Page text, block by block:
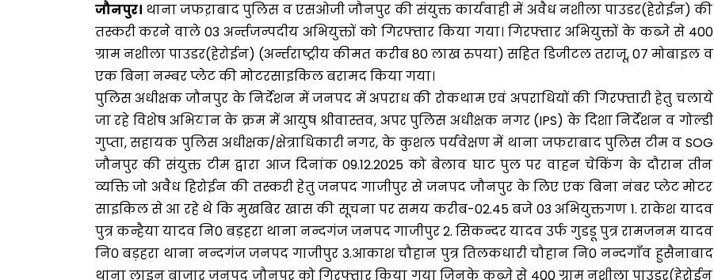
जौनपुर। थाना जफऱाबाद पुलिस व एसओजी जौनपुर की संयुक्त कार्यवाही में अवैध नशीला पाउडर(हेरोईन) की
तस्करी करने वाले 03 अर्न्तजन्पदीय अभियुक्तों को गिरफ्तार किया गया। गिरफ्तार अभियुक्तों के कब्जे से 400
ग्राम नशीला पाउडर(हेरोईन) (अर्न्तराष्ट्रीय कीमत करीब 80 लाख रुपया) सहित डिजीटल तराजू, 07 मोबाइल व
एक बिना नम्बर प्लेट की मोटरसाइकिल बरामद किया गया।
पुलिस अधीक्षक जौनपुर के निर्देशन में जनपद में अपराध की रोकथाम एवं अपराधियों की गिरफ्तारी हेतु चलाये
जा रहे विशेष अभियान के क्रम में आयुष श्रीवास्तव, अपर पुलिस अधीक्षक नगर (IPS) के दिशा निर्देशन व गोल्डी
गुप्ता, सहायक पुलिस अधीक्षक/क्षेत्राधिकारी नगर, के कुशल पर्यवेक्षण में थाना जफराबाद पुलिस टीम व SOG
जौनपुर की संयुक्त टीम द्वारा आज दिनांक 09.12.2025 को बेलाव घाट पुल पर वाहन चेकिंग के दौरान तीन
व्यक्ति जो अवैध हिरोईन की तस्करी हेतु जनपद गाजीपुर से जनपद जौनपुर के लिए एक बिना नंबर प्लेट मोटर
साइकिल से आ रहे थे कि मुखबिर खास की सूचना पर समय करीब-02.45 बजे 03 अभियुक्तगण 1. राकेश यादव
पुत्र कन्हैया यादव नि0 बड़हरा थाना नन्दगंज जनपद गाजीपुर 2. सिकन्दर यादव उर्फ गुडडू पुत्र रामजनम यादव
नि0 बड़हरा थाना नन्दगंज जनपद गाजीपुर 3.आकाश चौहान पुत्र तिलकधारी चौहान नि0 नन्दगाँव हुसैनाबाद
थाना लाइन बाजार जनपद जौनपुर को गिरफ्तार किया गया जिनके कब्जे से 400 ग्राम नशीला पाउडर(हेरोईन